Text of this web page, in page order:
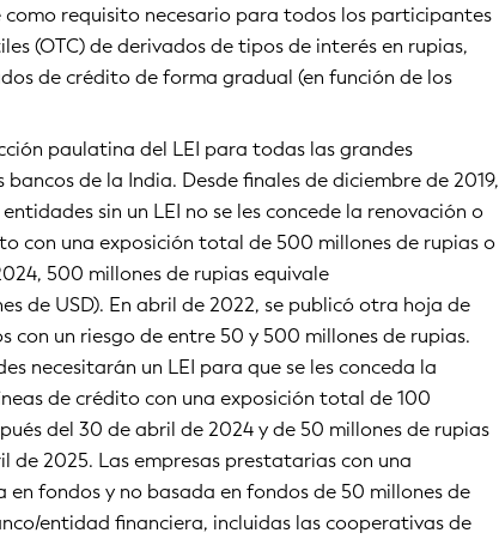
como requisito necesario para todos los participantes
(OTC) de derivados de tipos de interés en rupias,
de crédito de forma gradual (en función de los
paulatina del LEI para todas las grandes
de la India. Desde finales de diciembre de 2019,
sin un LEI no se les concede la renovación o
con una exposición total de 500 millones de rupias o
500 millones de rupias equivale
de USD). En abril de 2022, se publicó otra hoja de
con un riesgo de entre 50 y 500 millones de rupias.
necesitarán un LEI para que se les conceda la
de crédito con una exposición total de 100
del 30 de abril de 2024 y de 50 millones de rupias
de 2025. Las empresas prestatarias con una
fondos y no basada en fondos de 50 millones de
entidad financiera, incluidas las cooperativas de